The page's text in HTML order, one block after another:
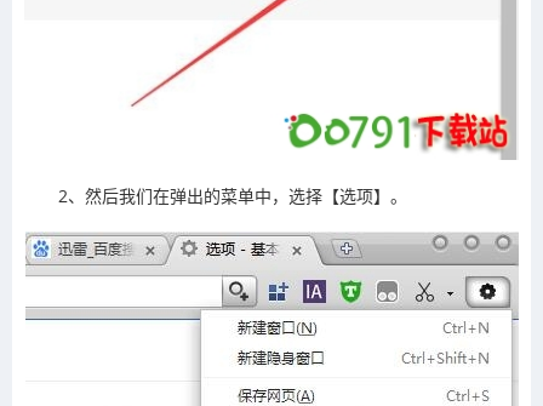
2、然后我们在弹出的菜单中，选择【选项】。